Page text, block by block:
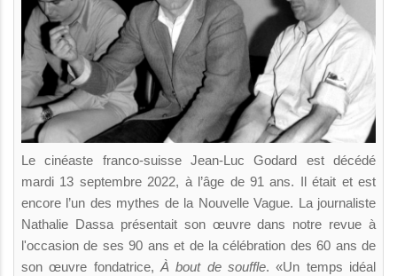
Le cinéaste franco-suisse Jean-Luc Godard est décédé
mardi 13 septembre 2022, à l’âge de 91 ans. Il était et est
encore l’un des mythes de la Nouvelle Vague. La journaliste
Nathalie Dassa présentait son œuvre dans notre revue à
l'occasion de ses 90 ans et de la célébration des 60 ans de
son œuvre fondatrice,À bout de souffle. «Un temps idéal